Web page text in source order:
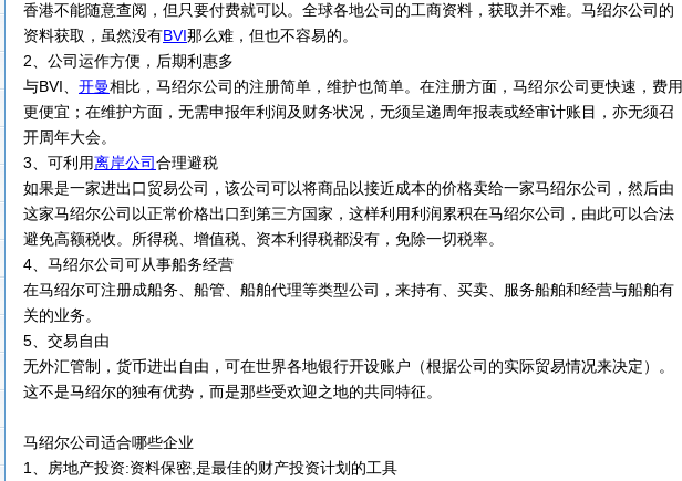
香港不能随意查阅，但只要付费就可以。全球各地公司的工商资料，获取并不难。马绍尔公司的
资料获取，虽然没有BVI那么难，但也不容易的。
2、公司运作方便，后期利惠多
与BVI、 开曼相比，马绍尔公司的注册简单，维护也简单。在注册方面，马绍尔公司更快速，费用
更便宜；在维护方面，无需申报年利润及财务状况，无须呈递周年报表或经审计账目，亦无须召
开周年大会。
3、可利用离岸公司合理避税
如果是一家进出口贸易公司，该公司可以将商品以接近成本的价格卖给一家马绍尔公司，然后由
这家马绍尔公司以正常价格出口到第三方国家，这样利用利润累积在马绍尔公司，由此可以合法
避免高额税收。所得税、增值税、资本利得税都没有，免除一切税率。
4、马绍尔公司可从事船务经营
在马绍尔可注册成船务、船管、船舶代理等类型公司，来持有、买卖、服务船舶和经营与船舶有
关的业务。
5、交易自由
无外汇管制，货币进出自由，可在世界各地银行开设账户（根据公司的实际贸易情况来决定）。
这不是马绍尔的独有优势，而是那些受欢迎之地的共同特征。
马绍尔公司适合哪些企业
1、房地产投资:资料保密,是最佳的财产投资计划的工具